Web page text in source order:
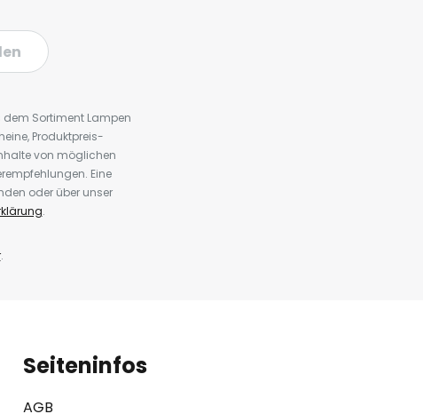
dem Sortiment Lampen
Produktpreis-
von möglichen
Eine
oder über unser
.
.
Seiteninfos
AGB